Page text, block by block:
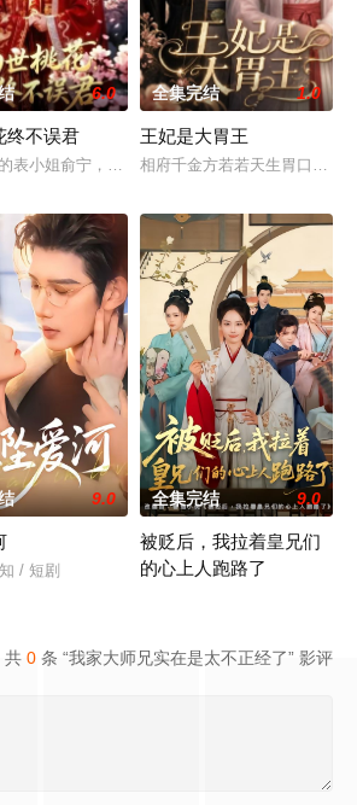
后，两人以兄弟相称隐居市
改换洛明止的全新身份重回神都。她蛰伏萧府，
6.0
终不误君
表小姐俞宁，在前世与表哥宴衡的压抑婚姻中含
全集完结 1.0
王妃是大胃王
相府千金方若若天生胃口极好
的池麦，倾尽心力创办女子
妍的构陷，凭借医理学识与投壶绝技获皇后赏识
9.0
/ 短剧
全集完结 9.0
被贬后，我拉着皇兄们
的心上人跑路了
共 0 条 “我家大师兄实在是太不正经了” 影评